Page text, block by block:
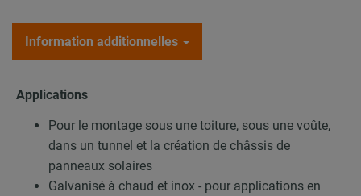
Information additionnelles
Applications
Pour le montage sous une toiture, sous une voûte,
dans un tunnel et la création de châssis de
panneaux solaires
Galvanisé à chaud et inox - pour applications en